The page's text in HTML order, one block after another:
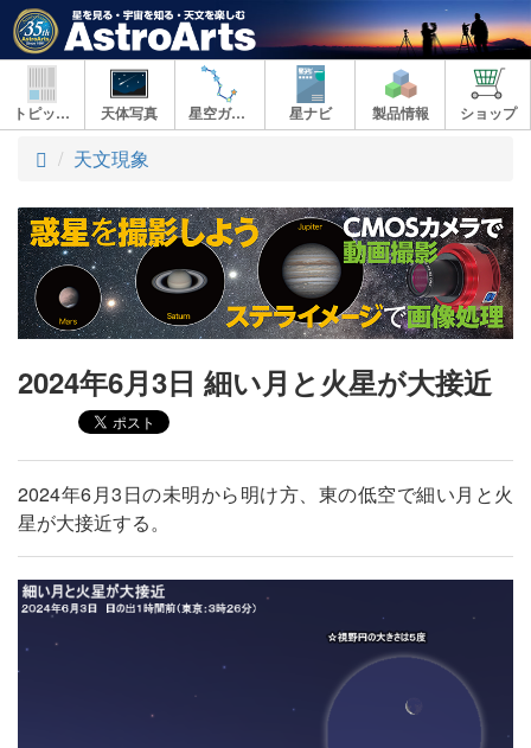
トピックス 天体写真 星空ガイド 星ナビ 製品情報 ショップ
ト
プ
天文現象
2024年6月3日 細い月と火星が大接近
2024年6月3日の未明から明け方、東の低空で細い月と火
星が大接近する。